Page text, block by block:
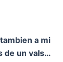
a mi
de un vals…